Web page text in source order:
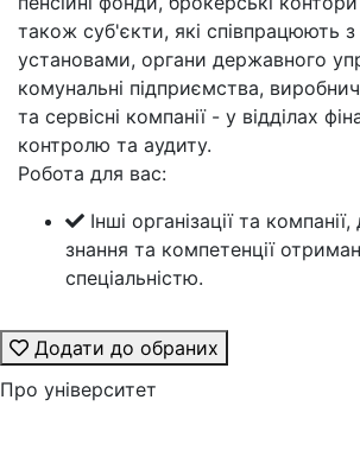
також суб'єкти, які співпрацюють
установами, органи державного
комунальні підприємства,
та сервісні компанії - у відділах
контролю та аудиту.
Робота для вас:
Інші організації та
знання та компетенції
спеціальністю.
Додати до обраних
Про університет